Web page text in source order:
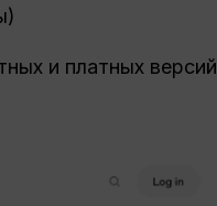
и платных версий